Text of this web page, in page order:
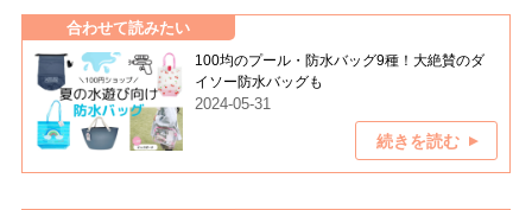
合わせて読みたい
100均のプール・防水バッグ9種！大絶賛のダ
イソー防水バッグも
2024-05-31
続きを読む